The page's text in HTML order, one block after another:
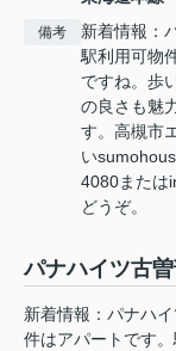
備考
新着情報：
駅利用可物
ですね。歩
の良さも魅
す。高槻市
い
4080または
どうぞ。
パナハイツ古
新着情報：パナハ
件はアパートです